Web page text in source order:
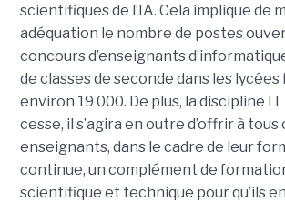
scientifiques de l’IA. Cela implique de
adéquation le nombre de postes
concours d’enseignants
de classes de seconde dans les
environ 19 000. De plus, la discipline
cesse, il s’agira en outre d’offrir à tous
enseignants, dans le cadre de leur
continue, un complément de formation
scientifique et technique pour qu’ils